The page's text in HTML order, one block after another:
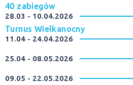
40 zabiegów
28.03 - 10.04.2026
Turnus Wielkanocny
11.04 - 24.04.2026
25.04 - 08.05.2026
09.05 - 22.05.2026